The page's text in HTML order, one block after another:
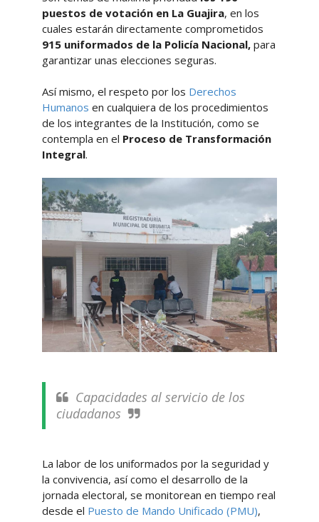
puestos de votación en La Guajira, en los
cuales estarán directamente comprometidos
915 uniformados de la Policía Nacional,para
garantizar unas elecciones seguras.
Así mismo, el respeto por los Derechos
Humanos en cualquiera de los procedimientos
de los integrantes de la Institución, como se
contempla en el Proceso de Transformación
Integral.
Capacidades al servicio de los
ciudadanos
La labor de los uniformados por la seguridad y
la convivencia, así como el desarrollo de la
jornada electoral, se monitorean en tiempo real
desde el Puesto de Mando Unificado (PMU),